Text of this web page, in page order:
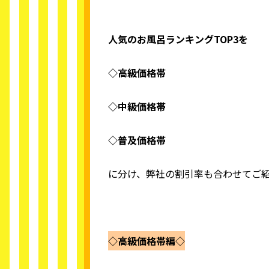
人気のお風呂ランキングTOP3を
◇高級価格帯
◇中級価格帯
◇普及価格帯
に分け、弊社の割引率も合わせてご
◇高級価格帯編◇